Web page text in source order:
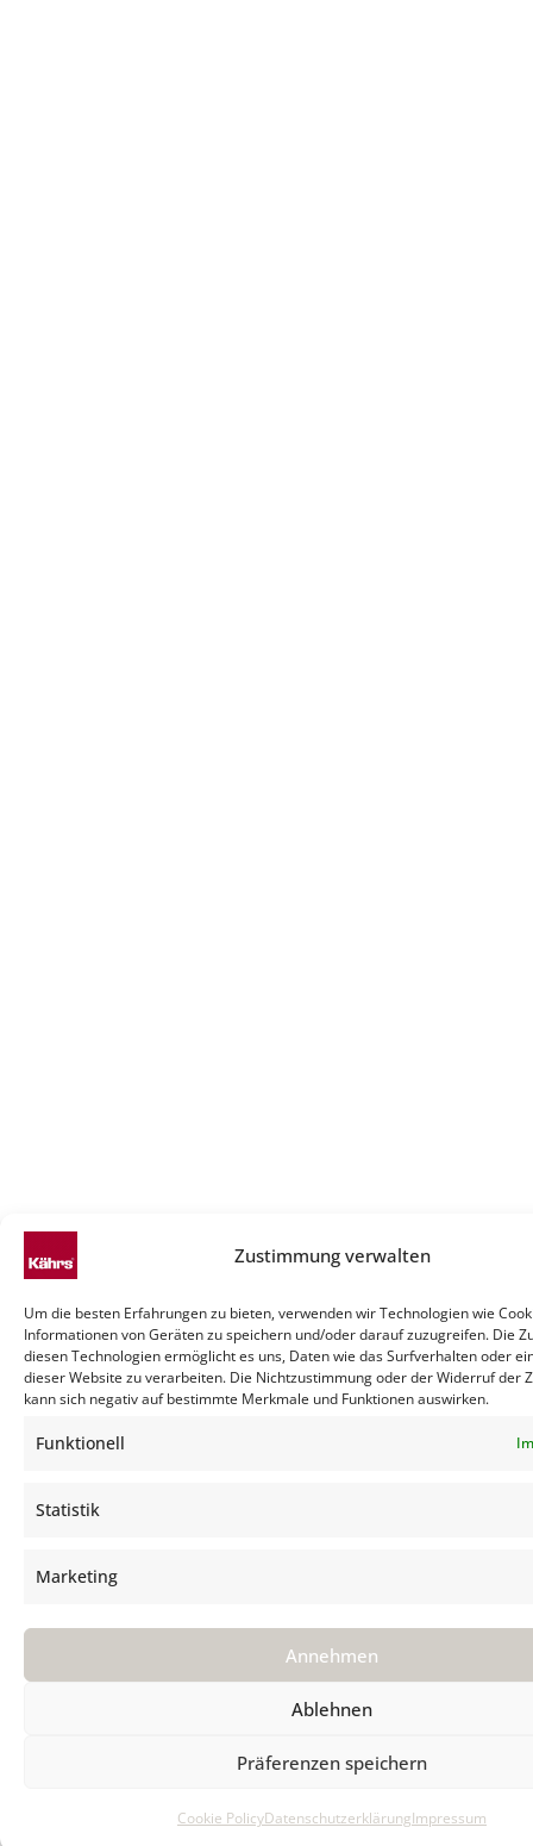
Zustimmung verwalten
Um die besten Erfahrungen zu bieten, verwenden wir Technologien wie
Informationen von Geräten zu speichern und/oder darauf zuzugreifen. Die
diesen Technologien ermöglicht es uns, Daten wie das Surfverhalten oder
dieser Website zu verarbeiten. Die Nichtzustimmung oder der Widerruf der
kann sich negativ auf bestimmte Merkmale und Funktionen auswirken.
Funktionell
Statistik
Marketing
Annehmen
Ablehnen
Präferenzen speichern
Cookie PolicyDatenschutzerklärungImpressum